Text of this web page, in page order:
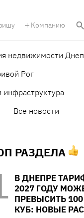
Компанию
недвижимости
Рог
инфраструктура
Все новости
РАЗДЕЛА
В ДНЕПРЕ
2027 ГОДУ
ПРЕВЫСИТЬ
КУБ: НОВЫЕ